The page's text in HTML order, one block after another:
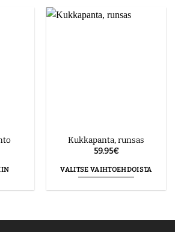
Kukkapanta, runsas
59.95€
VALITSE VAIHTOEHDOISTA
useampi